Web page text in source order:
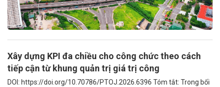
Xây dựng KPI đa chiều cho công chức theo cách
tiếp cận từ khung quản trị giá trị công
DOI: https://doi.org/10.70786/PTOJ.2026.6396 Tóm tắt: Trong bối